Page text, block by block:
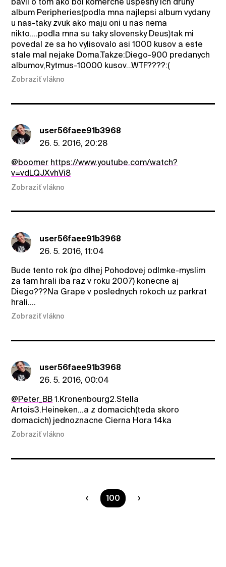
album Peripheries(podla mna najlepsi album vydany
u nas-taky zvuk ako maju oni u nas nema
nikto....podla mna su taky slovensky Deus)tak mi
povedal ze sa ho vylisovalo asi 1000 kusov a este
stale mal nejake Doma.Takze:Diego-900 predanych
albumov,Rytmus-10000 kusov...WTF????:(
Zobraziť vlákno
user56faee91b3968
26. 5. 2016, 20:28
@boomer https://www.youtube.com/watch?
v=vdLQJXvhVi8
Zobraziť vlákno
user56faee91b3968
26. 5. 2016, 11:04
Bude tento rok (po dlhej Pohodovej odlmke-myslim
za tam hrali iba raz v roku 2007) konecne aj
Diego???Na Grape v poslednych rokoch uz parkrat
hrali....
Zobraziť vlákno
user56faee91b3968
26. 5. 2016, 00:04
@Peter_BB 1.Kronenbourg2.Stella
Artois3.Heineken...a z domacich(teda skoro
domacich) jednoznacne Cierna Hora 14ka
Zobraziť vlákno
Ste na strane
100